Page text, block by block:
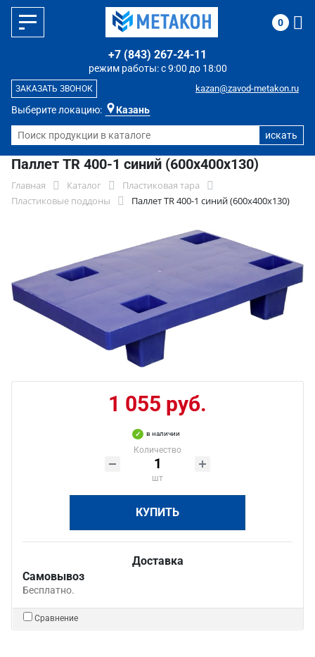
Выберите локацию: Казань
режим работы: с 9:00 до 18:00
+7 (843) 267-24-11
kazan@zavod-metakon.ru
ЗАКАЗАТЬ ЗВОНОК
0
Паллет TR 400-1 синий (600х400х130)
Главная Каталог
Пластиковая тара
Пластиковые поддоны
Паллет TR 400-1 синий (600х400х130)
1 055 руб.
в наличии
Количество
шт
КУПИТЬ
Доставка
Самовывоз
Бесплатно.
Сравнение